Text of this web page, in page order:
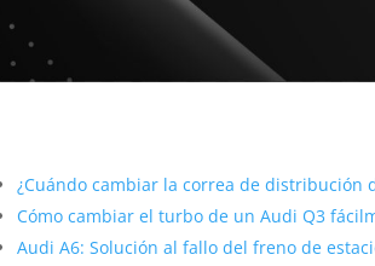
¿Cuándo cambiar la correa de distribución
Cómo cambiar el turbo de un Audi Q3
Audi A6: Solución al fallo del freno de